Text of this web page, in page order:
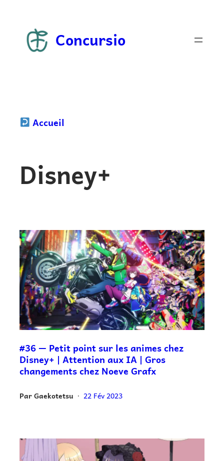
contenu
Concursio
Accueil
Disney+
#36 — Petit point sur les animes chez
Disney+ | Attention aux IA | Gros
changements chez Noeve Grafx
ParGaekotetsu • 22 Fév 2023